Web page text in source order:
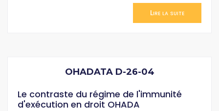
Lire la suite
OHADATA D-26-04
Le contraste du régime de l'immunité
d'exécution en droit OHADA